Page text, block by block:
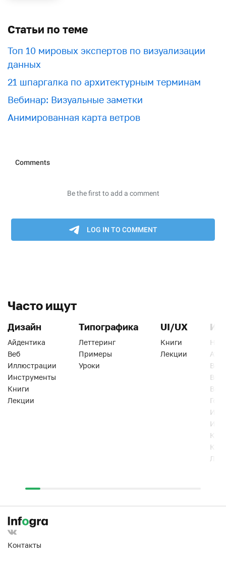
Статьи по теме
Топ 10 мировых экспертов по визуализации
данных
21 шпаргалка по архитектурным терминам
Вебинар: Визуальные заметки
Анимированная карта ветров
Часто ищут
Дизайн
Айдентика
Веб
Иллюстрации
Инструменты
Книги
Лекции
Типографика
Леттеринг
Примеры
Уроки
UI/UX
Книги
Лекции
Веб
Контакты